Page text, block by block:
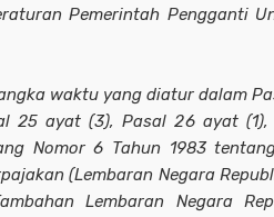
Pemerintah Pengganti
waktu yang diatur dalam
25 ayat (3), Pasal 26 ayat
Nomor 6 Tahun 1983
(Lembaran Negara
Lembaran Negara